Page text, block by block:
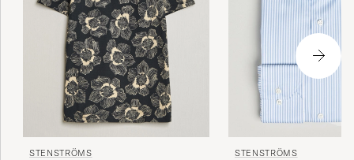
STENSTRÖMS STENSTRÖMS